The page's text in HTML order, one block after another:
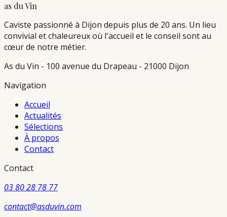
as du Vin
Caviste passionné à Dijon depuis plus de 20 ans. Un lieu
convivial et chaleureux où l'accueil et le conseil sont au
cœur de notre métier.
As du Vin - 100 avenue du Drapeau - 21000 Dijon
Navigation
Accueil
Actualités
Sélections
À propos
Contact
Contact
03 80 28 78 77
contact@asduvin.com